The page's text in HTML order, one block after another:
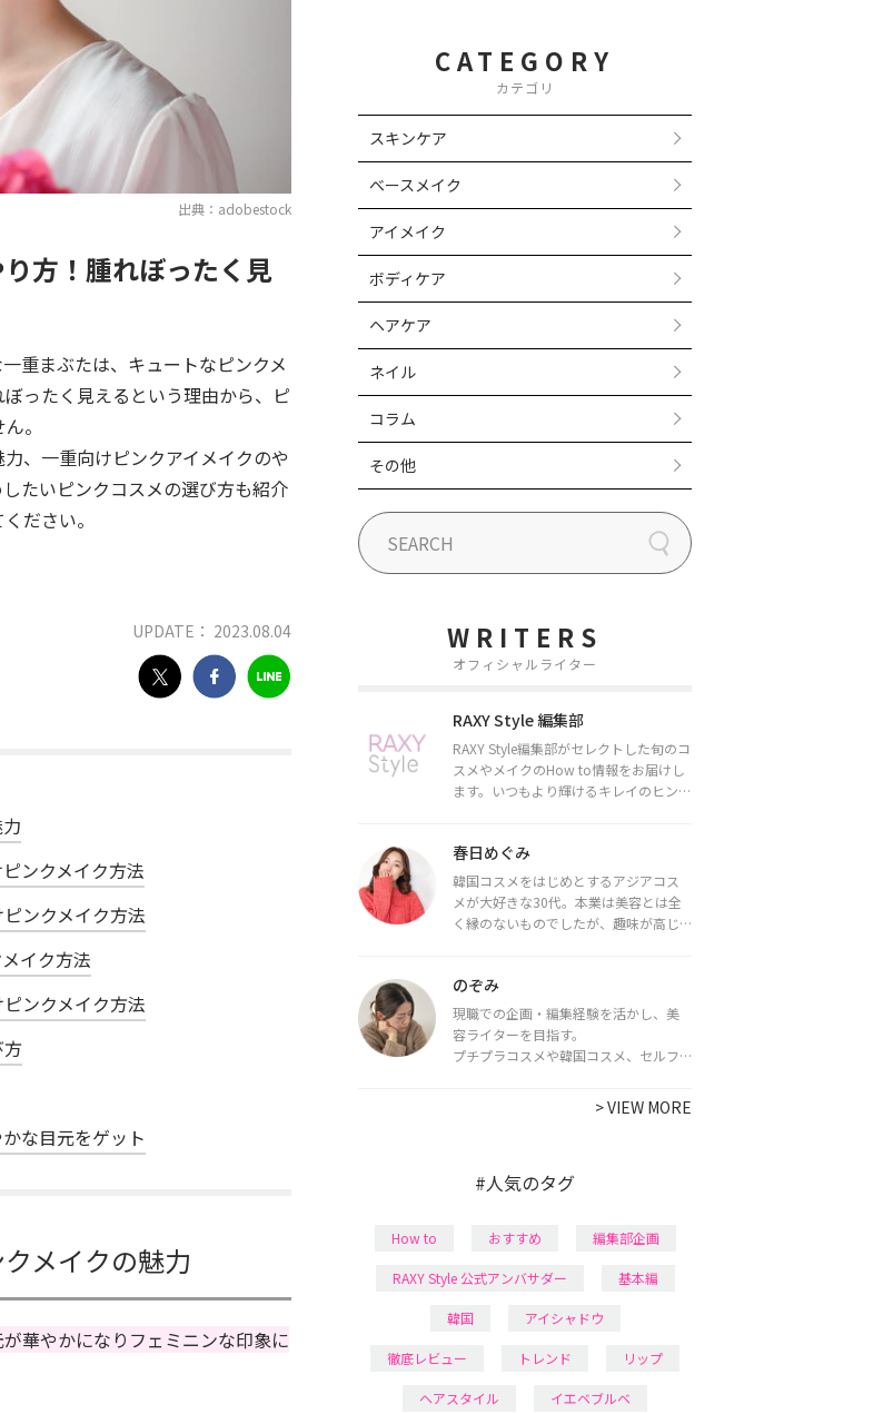
出典：adobestock
方！腫れぼったく見
重まぶたは、キュートなピンクメ
ったく見えるという理由から、ピ
。
、一重向けピンクアイメイクのや
たいピンクコスメの選び方も紹介
ださい。
UPDATE： 2023.08.04
ンクメイク方法
ンクメイク方法
イク方法
ンクメイク方法
な目元をゲット
メイクの魅力
華やかになりフェミニンな印象に
CATEGORY
カテゴリ
スキンケア
ベースメイク
アイメイク
ボディケア
ヘアケア
ネイル
コラム
その他
WRITERS
オフィシャルライター
RAXY Style 編集部
RAXY Style編集部がセレクトした旬のコ
スメやメイクのHow to情報をお届けし
ます。いつもより輝けるキレイのヒント
春日めぐみ
韓国コスメをはじめとするアジアコス
メが大好きな30代。本業は美容とは全
く縁のないものでしたが、趣味が高じ
ライターとして活動中。
都内で16タイプパーソナルカラー診
断・顔タイプ診断・骨格診断によるイ
メージコンサルティングも行っていま
のぞみ
現職での企画・編集経験を活かし、美
容ライターを目指す。
プチプラコスメや韓国コスメ、セルフ
で最新情報をチェック。家事や育児の合
間に取り入れられる時短美容テクも実
>VIEW MORE
#人気のタグ
How to おすすめ 編集部企画
RAXY Style 公式アンバサダー 基本編
韓国 アイシャドウ
徹底レビュー トレンド リップ
ヘアスタイル イエベブルベ